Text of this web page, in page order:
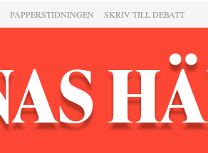
PAPPERSTIDNINGEN SKRIV TILL DEBATT